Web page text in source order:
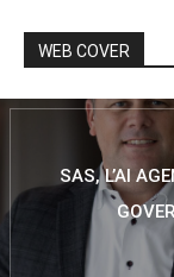
WEB COVER
SAS, L’AI